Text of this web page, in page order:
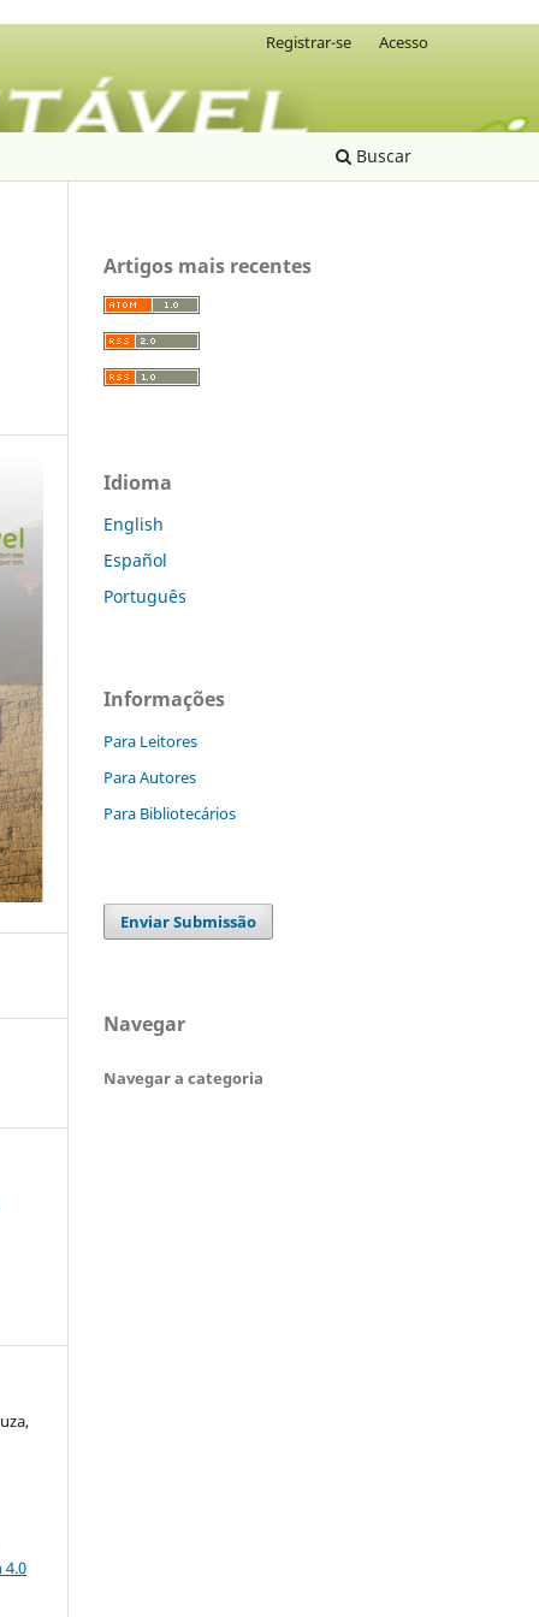
Buscar
Registrar-se Acesso
4.0
Artigos mais recentes
Idioma
English
Español
Português
Informações
Para Leitores
Para Autores
Para Bibliotecários
Enviar Submissão
Navegar
Navegar a categoria